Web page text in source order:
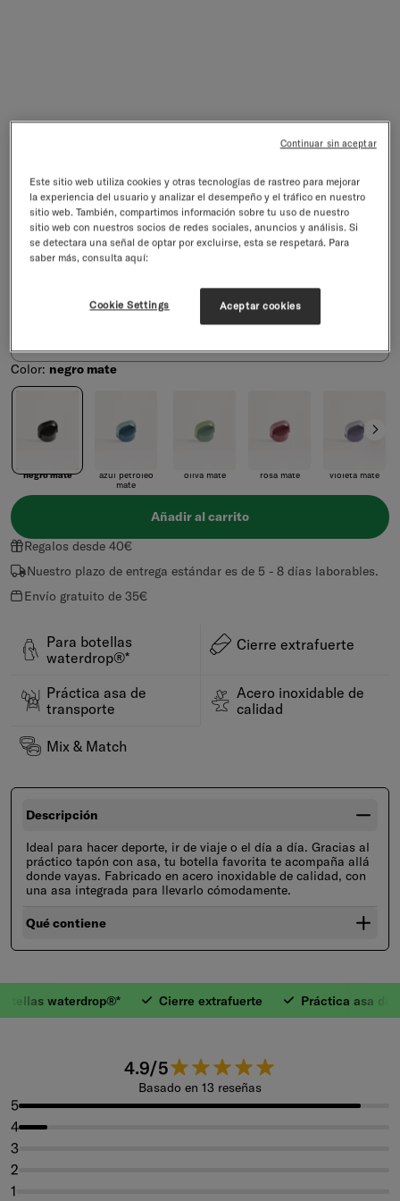
Tapón con asa
Tapón reutilizable con una práctica asa
4.9/5 13 reseñas
Selecciona una opción:
Color: negro mate
Color
negro mate
negro mate
azul petróleo
mate
oliva mate rosa mate violeta mate
Añadir al carrito
Regalos desde 40€
Nuestro plazo de entrega estándar es de 5 - 8 días laborables.
Envío gratuito de 35€
Para botellas
waterdrop®*
Cierre extrafuerte
Práctica asa de
transporte
Acero inoxidable de
calidad
Mix & Match
Descripción
Ideal para hacer deporte, ir de viaje o el día a día. Gracias al
práctico tapón con asa, tu botella favorita te acompaña allá
donde vayas. Fabricado en acero inoxidable de calidad, con
una asa integrada para llevarlo cómodamente.
Qué contiene
1. Para botellas
waterdrop®* Cierre extrafuerte Práctica asa de
4.9/54.9 de 5 estrellas.
Basado en 13 reseñas
5
4
3
2
1
Este sitio web utiliza cookies y otras tecnologías de rastreo para mejorar
la experiencia del usuario y analizar el desempeño y el tráfico en nuestro
sitio web. También, compartimos información sobre tu uso de nuestro
sitio web con nuestros socios de redes sociales, anuncios y análisis. Si
se detectara una señal de optar por excluirse, esta se respetará. Para
saber más, consulta aquí:
Aceptar cookies
Cookie Settings
Continuar sin aceptar